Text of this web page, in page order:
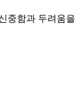
중함과 두려움을